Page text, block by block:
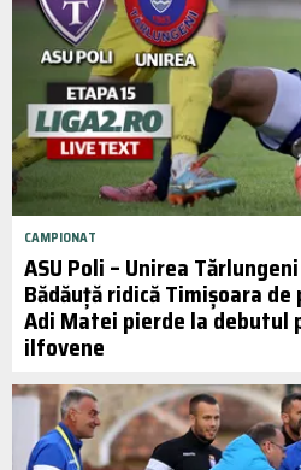
CAMPIONAT
ASU Poli – Unirea
Bădăuță ridică Timișoara
Adi Matei pierde la debutul
ilfovene